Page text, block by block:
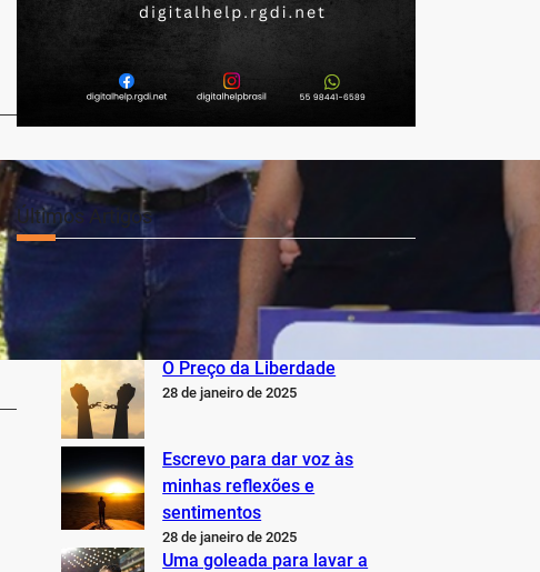
Últimos Artigos
O Inter não está jogando nem
deveria estar jogando
5 de fevereiro de 2025
O Preço da Liberdade
28 de janeiro de 2025
Escrevo para dar voz às
minhas reflexões e
sentimentos
28 de janeiro de 2025
Uma goleada para lavar a